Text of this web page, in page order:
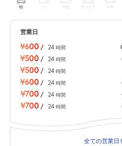
軽 中型 ボックス SUV
営業日
¥600 / 24 時間
¥500 / 24 時間
¥500 / 24 時間
¥600 / 24 時間
¥700 / 24 時間
¥700 / 24 時間
全ての営業日